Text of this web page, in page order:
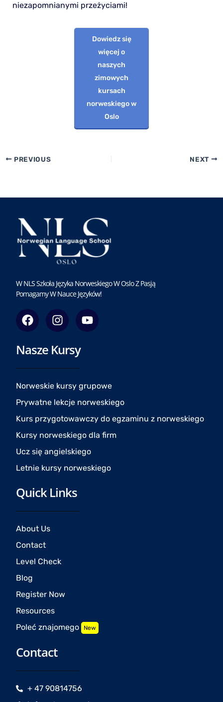
niezapomnianymi przeżyciami!
Dowiedz się
więcej o
naszych
zimowych
kursach
norweskiego w
Oslo
PREVIOUS NEXT
W NLS Szkoła Języka Norweskiego W Oslo Z Pasją
Pomagamy W Nauce Języków!
F
a
c
e
o
o
I
n
s
t
g
r
a
m
Y
o
u
e
Nasze Kursy
Norweskie kursy grupowe
Prywatne lekcje norweskiego
Kurs przygotowawczy do egzaminu z norweskiego
Kursy norweskiego dla firm
Ucz się angielskiego
Letnie kursy norweskiego
Quick Links
About Us
Contact
Level Check
Blog
Register Now
Resources
Poleć znajomego New
Contact
+ 47 90814756